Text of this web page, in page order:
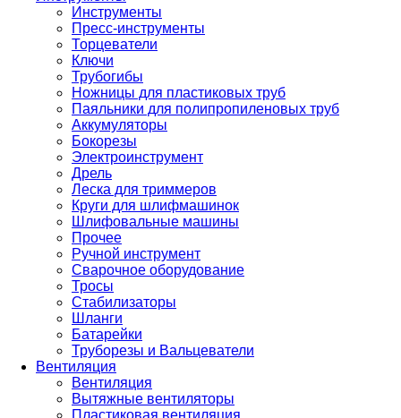
Инструменты
Пресс-инструменты
Торцеватели
Ключи
Трубогибы
Ножницы для пластиковых труб
Паяльники для полипропиленовых труб
Аккумуляторы
Бокорезы
Электроинструмент
Дрель
Леска для триммеров
Круги для шлифмашинок
Шлифовальные машины
Прочее
Ручной инструмент
Сварочное оборудование
Тросы
Стабилизаторы
Шланги
Батарейки
Труборезы и Вальцеватели
Вентиляция
Вентиляция
Вытяжные вентиляторы